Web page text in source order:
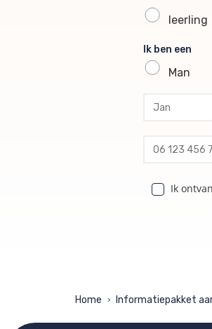
leerling
Ik ben een
Man
profile
profile
profile
profile
profile email
Ik
Home > Informatiepakket